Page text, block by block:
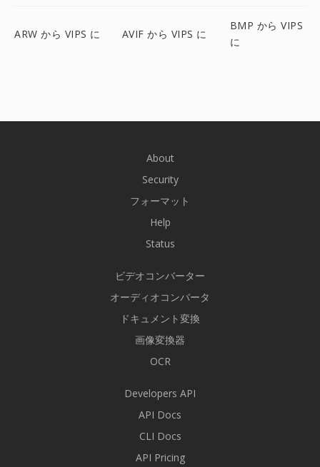
ARW から VIPS に AVIF から VIPS に
BMP から VIPS
に
About
Security
フォーマット
Help
Status
ビデオコンバーター
オーディオコンバータ
ドキュメント変換
画像変換器
OCR
Developers API
API Docs
CLI Docs
API Pricing